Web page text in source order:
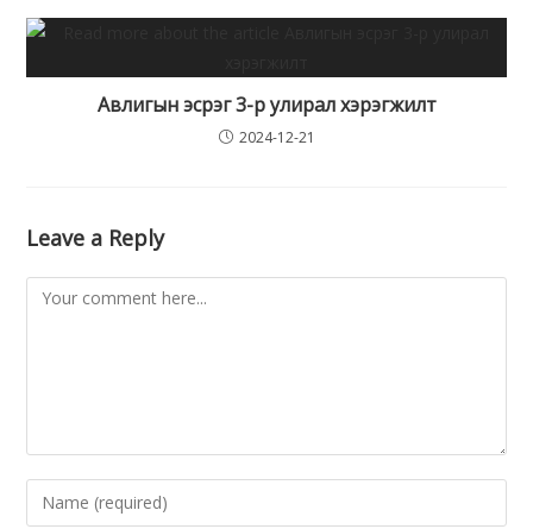
Авлигын эсрэг 3-р улирал хэрэгжилт
2024-12-21
Leave a Reply